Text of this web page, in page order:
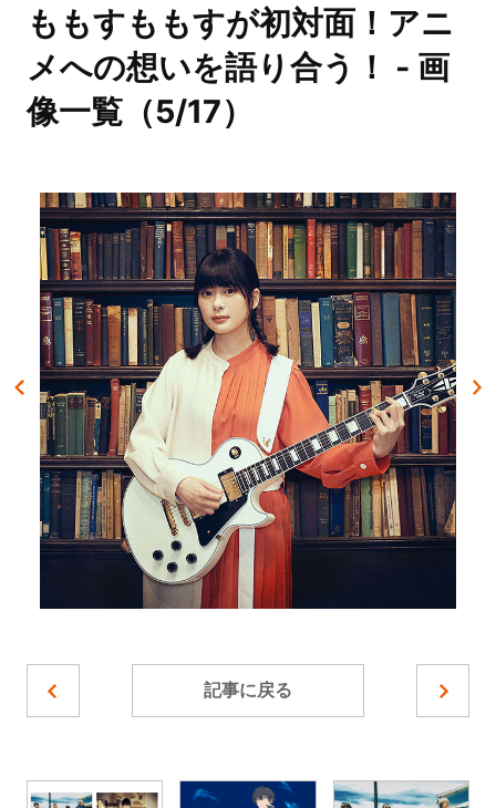
ももすももすが初対面！アニ
メへの想いを語り合う！ - 画
像一覧（5/17）
記事に戻る